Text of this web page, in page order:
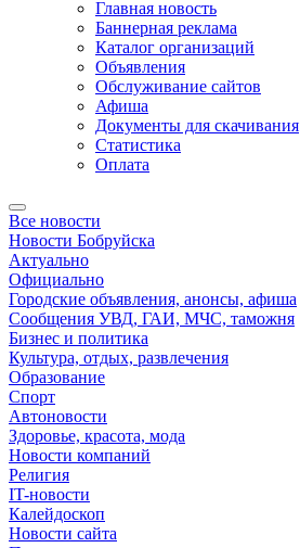
Главная новость
Баннерная реклама
Каталог организаций
Объявления
Обслуживание сайтов
Афиша
Документы для скачивания
Статистика
Оплата
Все новости
Новости Бобруйска
Актуально
Официально
Городские объявления, анонсы, афиша
Сообщения УВД, ГАИ, МЧС, таможня
Бизнес и политика
Культура, отдых, развлечения
Образование
Спорт
Автоновости
Здоровье, красота, мода
Новости компаний
Религия
IT-новости
Калейдоскоп
Новости сайта